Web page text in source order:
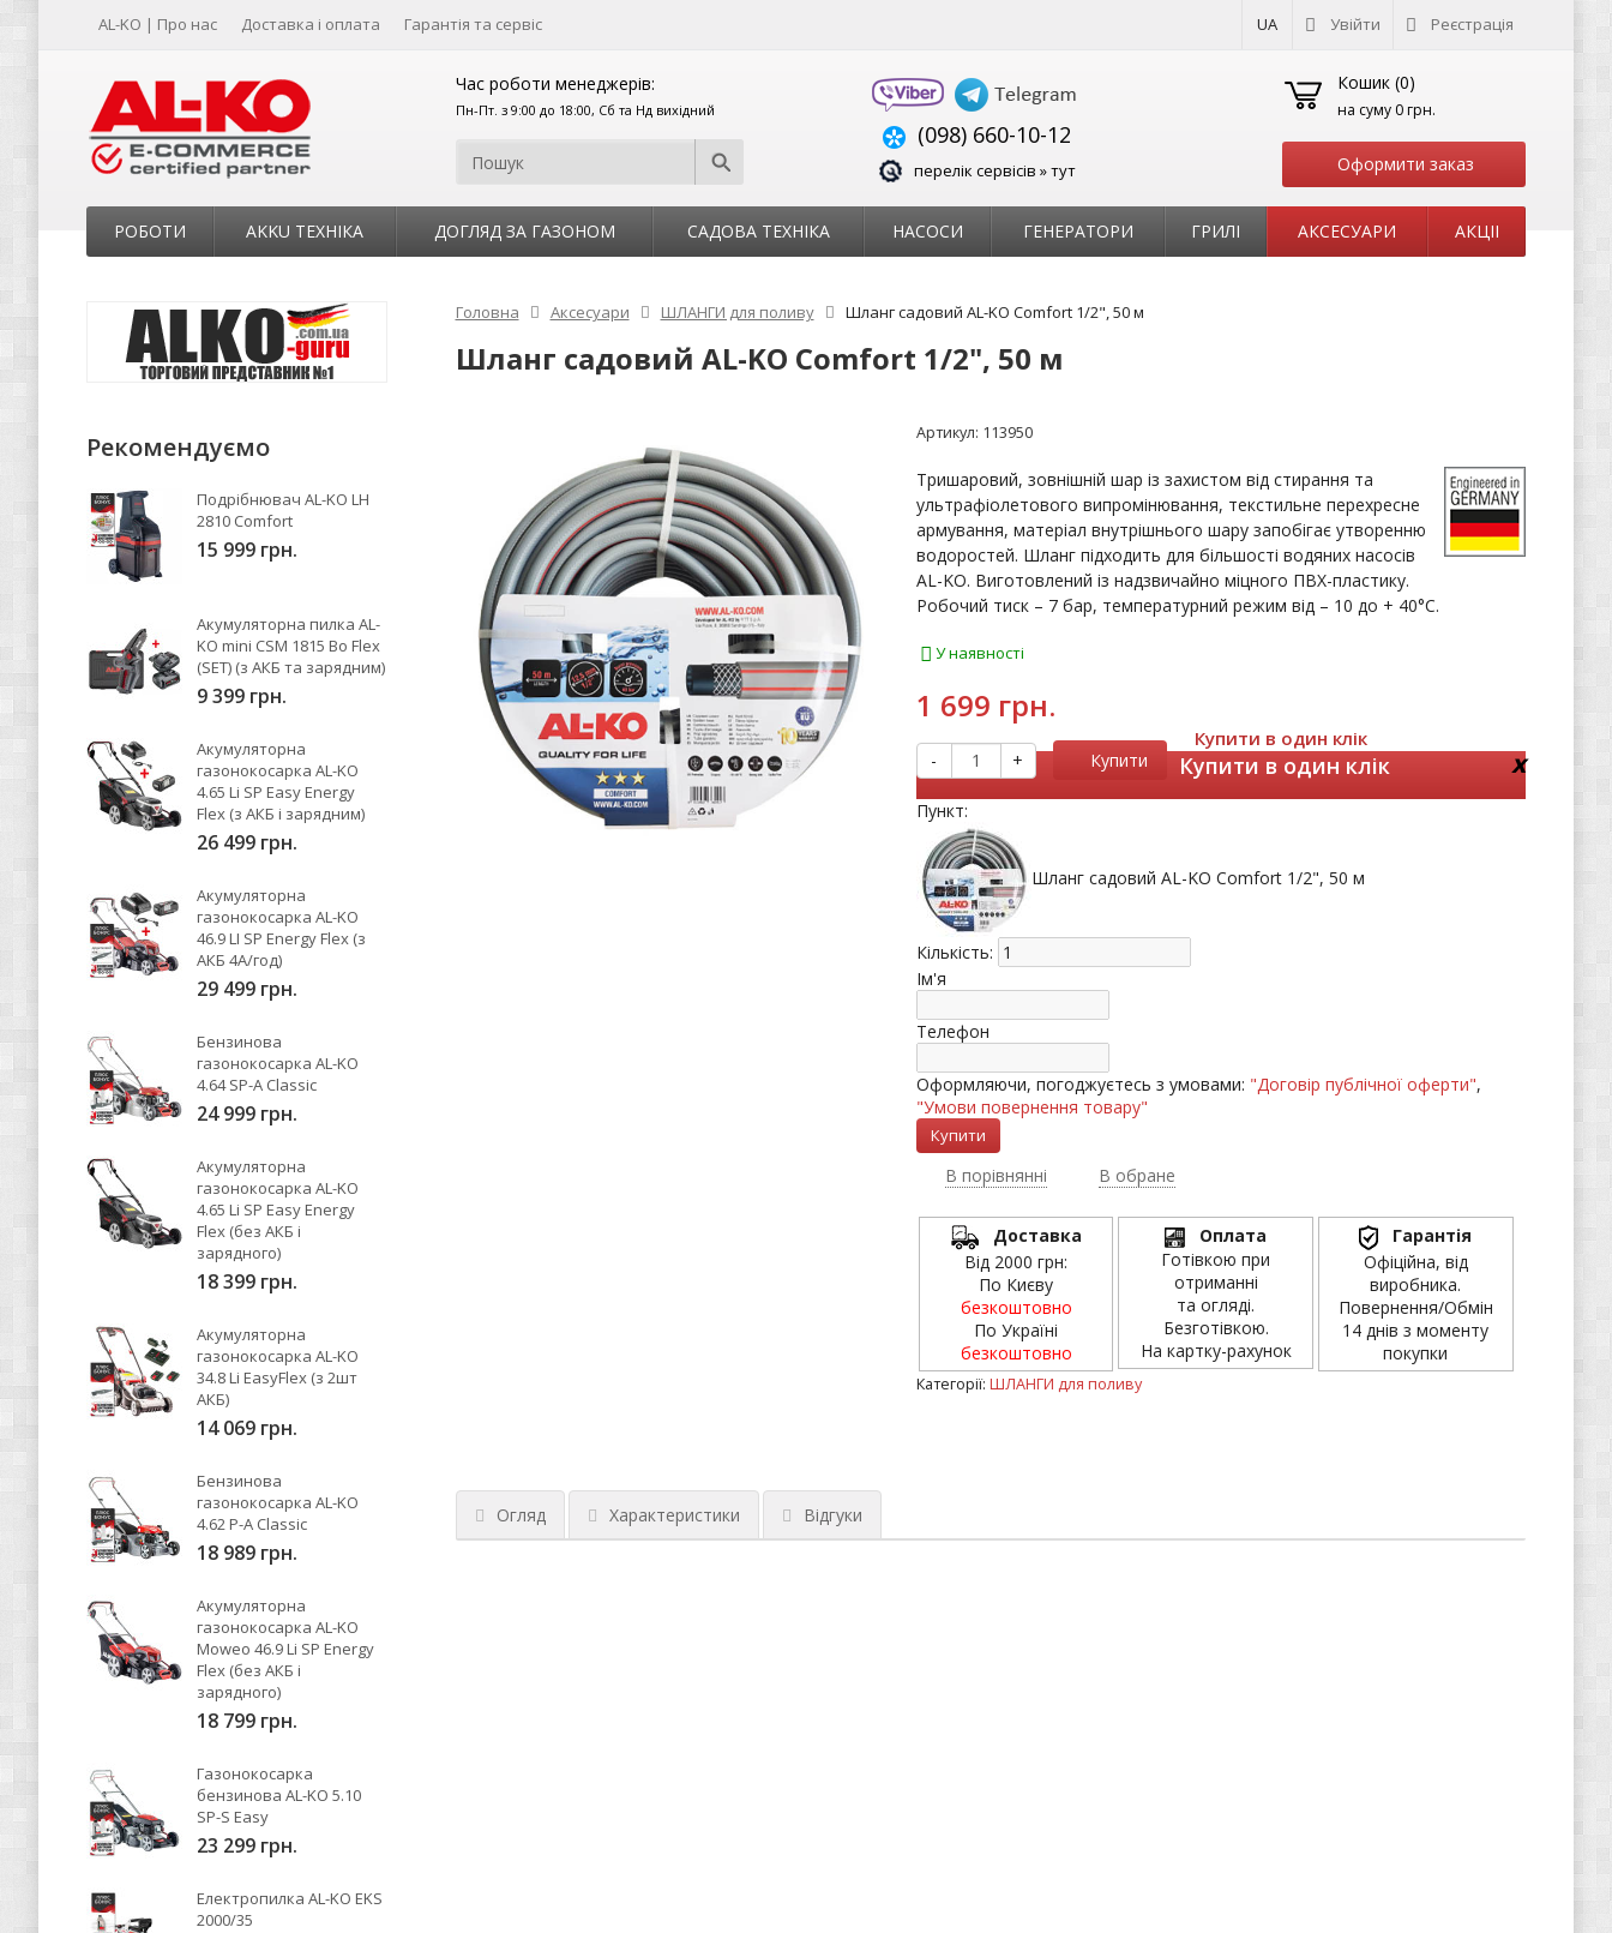
AL-KO | Про нас Доставка і оплата Гарантія та сервіс UA Увійти Реєстрація
Час роботи менеджерів:
Пн-Пт. з 9:00 до 18:00, Сб та Нд вихідний
(098) 660-10-12
перелік сервісів » тут
Кошик (0)
на суму 0 грн.
Оформити заказ
РОБОТИ AKKU ТЕХНІКА ДОГЛЯД ЗА ГАЗОНОМ САДОВА ТЕХНІКА НАСОСИ ГЕНЕРАТОРИ ГРИЛІ АКСЕСУАРИ АКЦІІ
Головна Аксесуари ШЛАНГИ для поливу Шланг садовий AL-KO Comfort 1/2", 50 м
Шланг садовий AL-KO Comfort 1/2", 50 м
Артикул: 113950
Тришаровий, зовнішній шар із захистом від стирання та
ультрафіолетового випромінювання, текстильне перехресне
армування, матеріал внутрішнього шару запобігає утворенню
водоростей. Шланг підходить для більшості водяних насосів
AL-KO. Виготовлений із надзвичайно міцного ПВХ-пластику.
Робочий тиск – 7 бар, температурний режим від – 10 до + 40°С.
У наявності
1 699 грн.
- + Купити
Купити в один клік
Купити в один клік x
Пункт:
Шланг садовий AL-KO Comfort 1/2", 50 м
Кількість:
Ім'я
Телефон
Оформляючи, погоджуєтесь з умовами: "Договір публічної оферти",
"Умови повернення товару"
В порівнянні В обране
Доставка
Від 2000 грн:
По Києву
безкоштовно
По Україні
безкоштовно
Оплата
Готівкою при
отриманні
та огляді.
Безготівкою.
На картку-рахунок
Гарантія
Офіційна, від
виробника.
Повернення/Обмін
14 днів з моменту
покупки
Категорії: ШЛАНГИ для поливу
Огляд Характеристики Відгуки
Рекомендуємо
Подрібнювач AL-KO LH
2810 Comfort
15 999 грн.
Акумуляторна пилка AL-
KO mini CSM 1815 Bo Flex
(SET) (з АКБ та зарядним)
9 399 грн.
Акумуляторна
газонокосарка AL-KO
4.65 Li SP Easy Energy
Flex (з АКБ і зарядним)
26 499 грн.
Акумуляторна
газонокосарка AL-KO
46.9 LI SP Energy Flex (з
АКБ 4А/год)
29 499 грн.
Бензинова
газонокосарка AL-KO
4.64 SP-A Classic
24 999 грн.
Акумуляторна
газонокосарка AL-KO
4.65 Li SP Easy Energy
Flex (без АКБ і
зарядного)
18 399 грн.
Акумуляторна
газонокосарка AL-KO
34.8 Li EasyFlex (з 2шт
АКБ)
14 069 грн.
Бензинова
газонокосарка AL-KO
4.62 P-A Classic
18 989 грн.
Акумуляторна
газонокосарка AL-KO
Moweo 46.9 Li SP Energy
Flex (без АКБ і
зарядного)
18 799 грн.
Газонокосарка
бензинова AL-KO 5.10
SP-S Easy
23 299 грн.
Електропилка AL-KO EKS
2000/35